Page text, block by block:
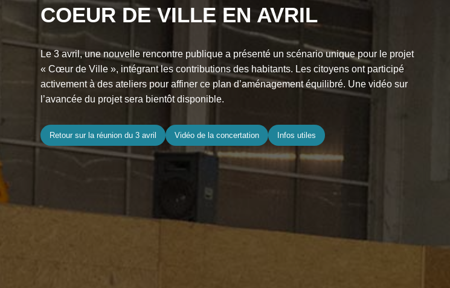
COEUR DE VILLE EN AVRIL
Le 3 avril, une nouvelle rencontre publique a présenté un scénario unique pour le projet
« Cœur de Ville », intégrant les contributions des habitants. Les citoyens ont participé
activement à des ateliers pour affiner ce plan d’aménagement équilibré. Une vidéo sur
l’avancée du projet sera bientôt disponible.
Retour sur la réunion du 3 avril Vidéo de la concertation Infos utiles